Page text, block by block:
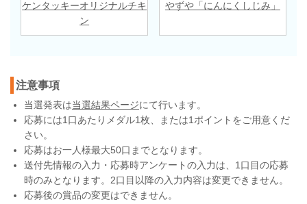
ケンタッキーオリジナルチキ
ン
やずや「にんにくしじみ」
注意事項
当選発表は当選結果ページにて行います。
応募には1口あたりメダル1枚、または1ポイントをご用意くだ
さい。
応募はお一人様最大50口までとなります。
送付先情報の入力・応募時アンケートの入力は、1口目の応募
時のみとなります。2口目以降の入力内容は変更できません。
応募後の賞品の変更はできません。